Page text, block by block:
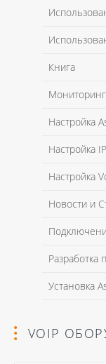
Я даю согласие
в соответствии с
Книга
Настройка
Настройка
Настройка
Новости и
Разработка
Установка
VOIP